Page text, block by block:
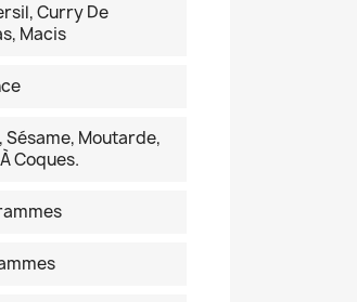
Curry De
Macis
Sésame, Moutarde,
Coques.